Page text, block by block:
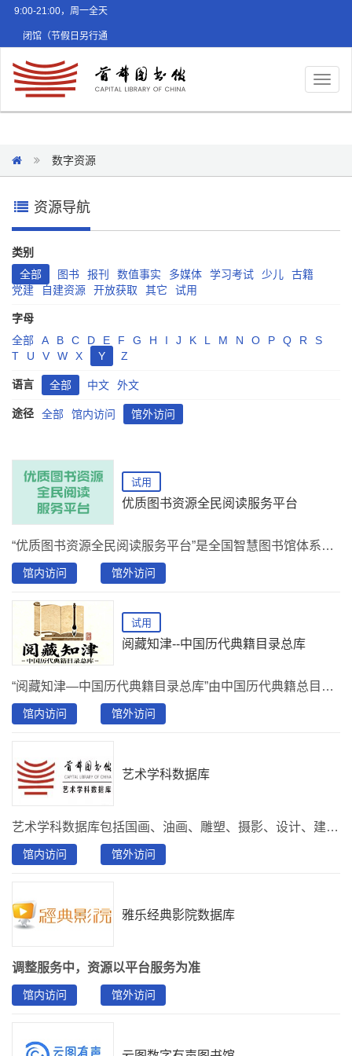
9:00-21:00，周一全天
闭馆（节假日另行通
数字资源
资源导航
类别
全部
图书 报刊 数值事实 多媒体 学习考试 少儿
古籍
党建
自建资源 开放获取 其它 试用
字母
全部
A B C D E F G H I J K L M N O P Q R
S
T
U V W X Y Z
语言 全部 中文 外文
途径 全部 馆内访问 馆外访问
试用
优质图书资源全民阅读服务平台
“优质图书资源全民阅读服务平台”是全国智慧图书馆体系建设的重要组成部分，整合各大出版社近二十万种优质图书资源。
馆内访问 馆外访问
试用
阅藏知津--中国历代典籍目录总库
“阅藏知津—中国历代典籍目录总库”由中国历代典籍总目库、中国历代编撰目录库、中国历代典藏目录库三个核心子库组成，构建了“查目录—析成书—追流传”的完整服务体系，更易获取和使用古典文献资源。
馆内访问 馆外访问
艺术学科数据库
艺术学科数据库包括国画、油画、雕塑、摄影、设计、建筑等各大艺术门类。专业类别包括书法/篆刻、绘画、雕塑、工艺美术、建筑、民间美术、设计、摄影等方面，资源内容14000多种艺术专业类图书，讲堂类视频资源11000集。
馆内访问 馆外访问
雅乐经典影院数据库
调整服务中，资源以平台服务为准
馆内访问 馆外访问